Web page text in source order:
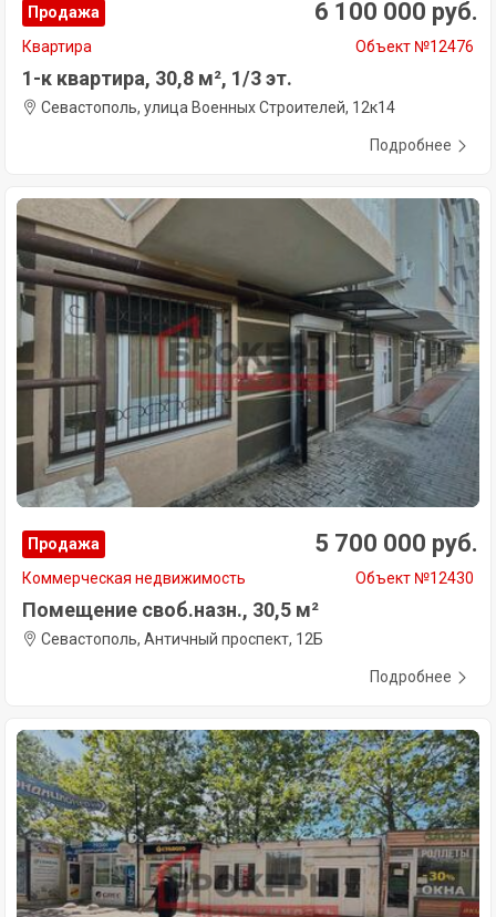
Продажа 6 100 000 руб.
Квартира Объект №12476
1-к квартира, 30,8 м², 1/3 эт.
Севастополь, улица Военных Строителей, 12к14
Подробнее
Продажа 5 700 000 руб.
Коммерческая недвижимость Объект №12430
Помещение своб.назн., 30,5 м²
Севастополь, Античный проспект, 12Б
Подробнее